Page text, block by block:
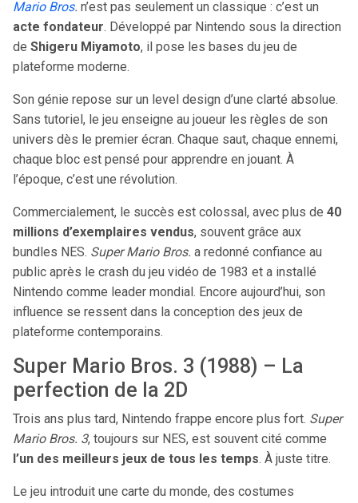
Mario Bros. n’est pas seulement un classique : c’est un
acte fondateur. Développé par Nintendo sous la direction
de Shigeru Miyamoto, il pose les bases du jeu de
plateforme moderne.
Son génie repose sur un level design d’une clarté absolue.
Sans tutoriel, le jeu enseigne au joueur les règles de son
univers dès le premier écran. Chaque saut, chaque ennemi,
chaque bloc est pensé pour apprendre en jouant. À
l’époque, c’est une révolution.
Commercialement, le succès est colossal, avec plus de 40
millions d’exemplaires vendus, souvent grâce aux
bundles NES. Super Mario Bros. a redonné confiance au
public après le crash du jeu vidéo de 1983 et a installé
Nintendo comme leader mondial. Encore aujourd’hui, son
influence se ressent dans la conception des jeux de
plateforme contemporains.
Super Mario Bros. 3 (1988) – La
perfection de la 2D
Trois ans plus tard, Nintendo frappe encore plus fort. Super
Mario Bros. 3, toujours sur NES, est souvent cité comme
l’un des meilleurs jeux de tous les temps. À juste titre.
Le jeu introduit une carte du monde, des costumes